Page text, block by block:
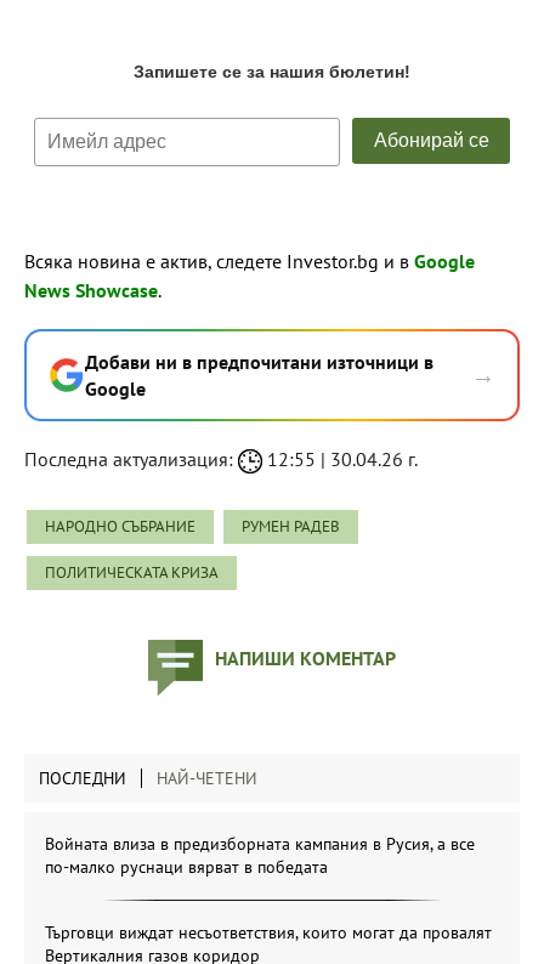
Всяка новина е актив, следете Investor.bg и в Google
News Showcase.
Добави ни в предпочитани източници в
Google
→
Последна актуализация: 12:55 | 30.04.26 г.
НАРОДНО СЪБРАНИЕ РУМЕН РАДЕВ
ПОЛИТИЧЕСКАТА КРИЗА
НАПИШИ КОМЕНТАР
ПОСЛЕДНИ НАЙ-ЧЕТЕНИ
Войната влиза в предизборната кампания в Русия, а все
по-малко руснаци вярват в победата
Търговци виждат несъответствия, които могат да провалят
Вертикалния газов коридор